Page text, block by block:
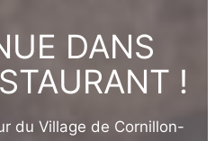
DANS
!
du Village de Cornillon-